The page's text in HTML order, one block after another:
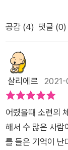
자료를 비밀로
에 당국은 주민 정
알릴 수 없도록
소련이 공산국가
있다. 그러나, 후
소련과 비슷한 정
에서 말할 수 없도
안전하다며 정착
의 모습은 비슷한
이 살만한 곳이
리에게 원자력 발
필요악인것이 맞
있지만 글의 흐름
한 사람들의 고통
던 소련의 붕괴,
받으며 세계사의
는 않는다. 하지
역사서이면서도
은 것도 그 한 이
고뇌, 정치적 밀
위에 대화체로
을 수 있었나 보다
나, 코로나 이전
관광상품을 통해
한 공포를 느끼기
녀가는 여행객들
있다. 방대한 자
다 보면 많은 것을
다가온 것은
가 무너진 때다.
문제가 있었다.
저렴한 전력 생
국도 원자력발전
공감 (4) 댓글 (0)
살리에르 2021-
어렸을때 소련의
해서 수 많은 사람
를 들은 기억이 난